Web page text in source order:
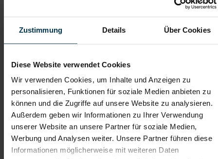
Zustimmung Details Über Cookies
Diese Website verwendet Cookies
Wir verwenden Cookies, um Inhalte und Anzeigen zu
personalisieren, Funktionen für soziale Medien anbieten zu
können und die Zugriffe auf unsere Website zu analysieren.
Außerdem geben wir Informationen zu Ihrer Verwendung
unserer Website an unsere Partner für soziale Medien,
Werbung und Analysen weiter. Unsere Partner führen diese
Informationen möglicherweise mit weiteren Daten
Gratis Parkplatz Weiterbildung
Betriebsrestaurant
Betriebsärzt:in Karriere-Coaching
Du suchst einen
Umgebung, einen Instandhaltungsjob in der
Oststeiermarkoder einesichere Vollzeitstelle mit
Entwicklungsmöglichkeiten? Sichere dir einen